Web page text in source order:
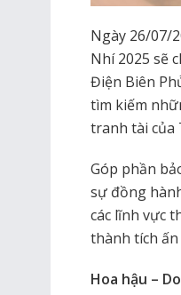
Ngày 26/07/
Nhí 2025 sẽ
Điện Biên
tìm kiếm
tranh tài của
Góp phần
sự đồng
các lĩnh vực
thành tích
Hoa hậu –